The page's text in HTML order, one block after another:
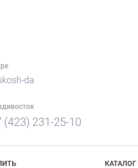
da
(423) 231-25-10
КАТАЛОГ